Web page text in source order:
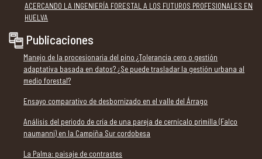
ACERCANDO LA INGENIERÍA FORESTAL A LOS FUTUROS PROFESIONALES EN
HUELVA
Publicaciones
Manejo de la procesionaria del pino ¿Tolerancia cero o gestión
adaptativa basada en datos? ¿Se puede trasladar la gestión urbana al
medio forestal?
Ensayo comparativo de desbornizado en el valle del Árrago
Análisis del periodo de cría de una pareja de cernícalo primilla (Falco
naumanni) en la Campiña Sur cordobesa
La Palma: paisaje de contrastes